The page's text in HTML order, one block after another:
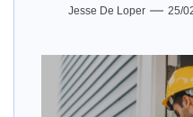
Jesse De Loper 25/